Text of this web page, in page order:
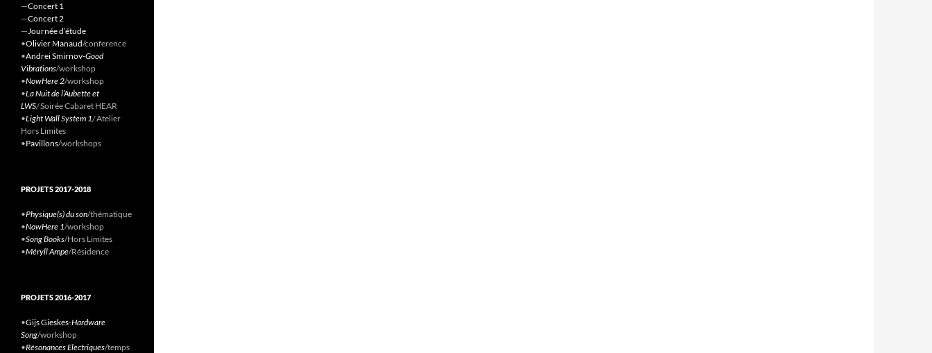
—Concert 1
—Concert 2
—Journée d’étude
•Olivier Manaud/conference
•Andrei Smirnov-Good
Vibrations/workshop
•NowHere 2/workshop
•La Nuit de l’Aubette et
LWS/Soirée Cabaret HEAR
•Light Wall System 1/Atelier
Hors Limites
•Pavillons/workshops
PROJETS 2017-2018
•Physique(s) du son/thématique
•NowHere 1/workshop
•Song Books/Hors Limites
•Méryll Ampe/Résidence
PROJETS 2016-2017
•Gijs Gieskes-Hardware
Song/workshop
•Résonances Electriques/temps